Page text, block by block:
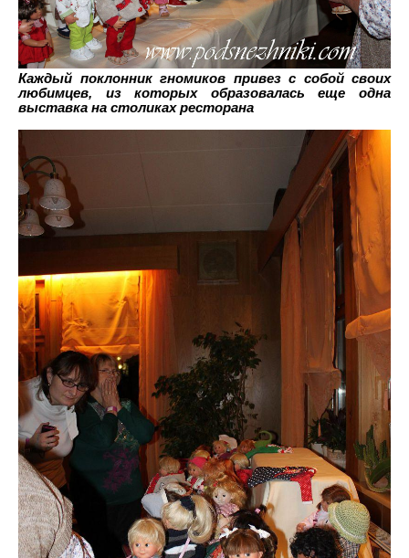
Каждый поклонник гномиков привез с собой своих
любимцев, из которых образовалась еще одна
выставка на столиках ресторана